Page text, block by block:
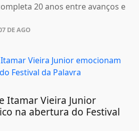
20 anos entre avanços e
DE AGO
Itamar Vieira Junior
na abertura do Festival